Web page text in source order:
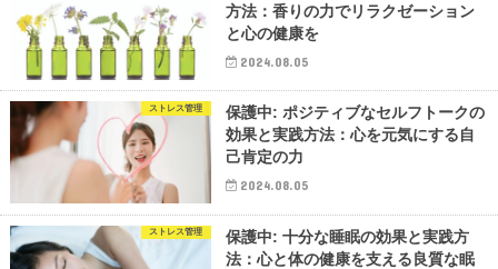
方法：香りの力でリラクゼーション
と心の健康を
2024.08.05
ストレス管理
保護中: ポジティブなセルフトークの
効果と実践方法：心を元気にする自
己肯定の力
2024.08.05
ストレス管理
保護中: 十分な睡眠の効果と実践方
法：心と体の健康を支える良質な眠